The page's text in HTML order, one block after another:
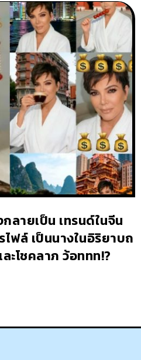
ลายเป็น เทรนด์ในจีน
ฟล์ เป็นนางในอิริยาบถ
ะโชคลาภ ว้อททท!?